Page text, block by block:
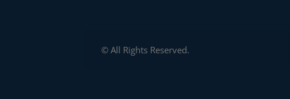
© All Rights Reserved.